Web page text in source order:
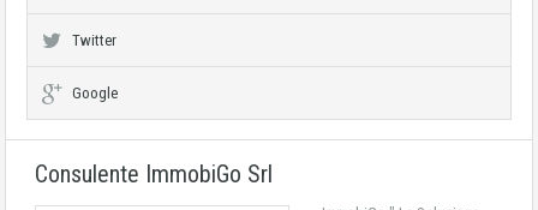
Twitter
Google
Consulente ImmobiGo Srl